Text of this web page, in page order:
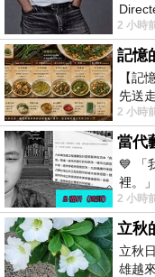
2 小時
記憶
【記
先送
以為
2 小時
💙 「
裡。
抽象
2 小時
立秋
立秋
雄越